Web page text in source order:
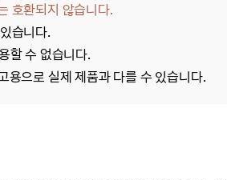
호환되지 않습니다.
습니다.
할 수 없습니다.
용으로 실제 제품과 다를 수 있습니다.